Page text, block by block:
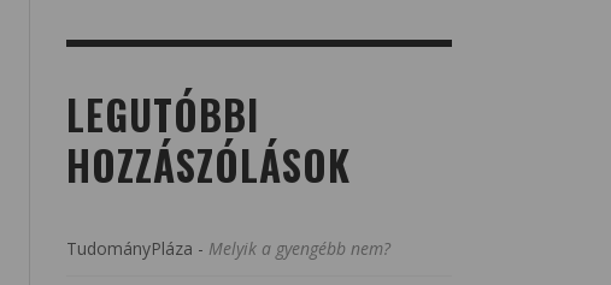
LEGUTÓBBI
HOZZÁSZÓLÁSOK
TudományPláza - Melyik a gyengébb nem?